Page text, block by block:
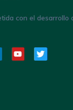
con el desarrollo